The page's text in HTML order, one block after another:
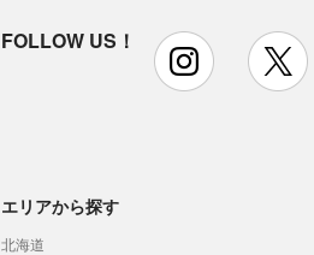
FOLLOW US！ instagram
エリアから探す
北海道